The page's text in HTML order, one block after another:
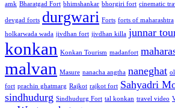
amk Bharatgad Fort bhimshankar bhorgiri fort cinematic
devgad forts durgwari Forts forts of maharashtra
holkarwada wada jivdhan fort jivdhan killa junnar
konkan Konkan Tourism madanfort
malvan Masure nanacha angtha naneghat
fort prachin ghatmarg Rajkot rajkot fort Sahyadri
sindhudurg Sindhudurg Fort tal konkan travel video